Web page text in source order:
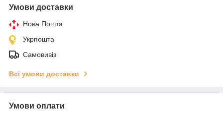
Умови доставки
Нова Пошта
Укрпошта
Самовивіз
Всі умови доставки
Умови оплати